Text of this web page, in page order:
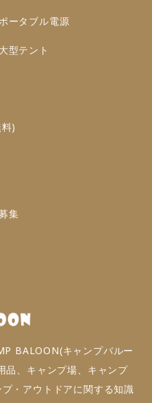
ータブル電源
大型テント
)
集
BALOON(キャンプバルー
品、キャンプ場、キャンプ
・アウトドアに関する知識